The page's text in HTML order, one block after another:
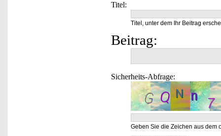
Titel:
Titel, unter dem Ihr Beitrag
Beitrag:
Sicherheits-Abfrage:
Geben Sie die Zeichen aus dem